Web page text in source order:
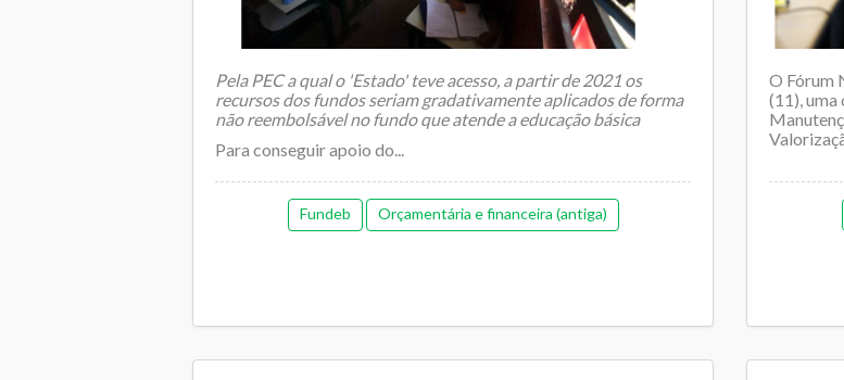
Pela PEC a qual o 'Estado' teve acesso, a partir de 2021 os
recursos dos fundos seriam gradativamente aplicados de forma
não reembolsável no fundo que atende a educação básica
Para conseguir apoio do...
Fundeb Orçamentária e financeira (antiga)
O Fórum
(11), uma